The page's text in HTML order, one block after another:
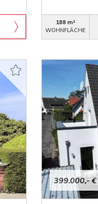
188 m²
WOHNFLÄCHE
399.000,- €